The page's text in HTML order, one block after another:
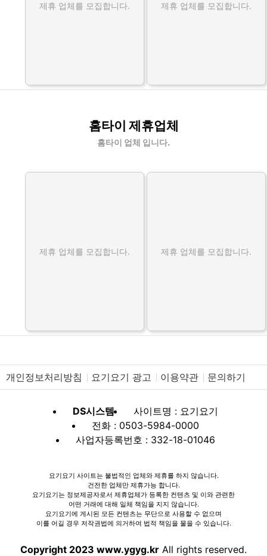
제휴 업체를 모집합니다. 제휴 업체를 모집합니다.
홈타이 제휴업체
홈타이 업체 입니다.
제휴 업체를 모집합니다. 제휴 업체를 모집합니다.
개인정보처리방침 요기요기 광고 이용약관 문의하기
DS시스템
사이트명 : 요기요기
전화 : 0503-5984-0000
사업자등록번호 : 332-18-01046
요기요기 사이트는 불법적인 업체와 제휴를 하지 않습니다.
건전한 업체만 제휴가능 합니다.
요기요기는 정보제공자로서 제휴업체가 등록한 컨텐츠 및 이와 관련한
어떤 거래에 대해 일체 책임을 지지 않습니다.
요기요기에 게시된 모든 컨텐츠는 무단으로 사용할 수 없으며
이를 어길 경우 저작권법에 의거하여 법적 책임을 물을 수 있습니다.
Copyright 2023 www.ygyg.kr All rights reserved.